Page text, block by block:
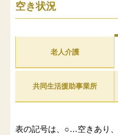
空き状況
老人介護
共同生活援助事業所
表の記号は、○…空きあり